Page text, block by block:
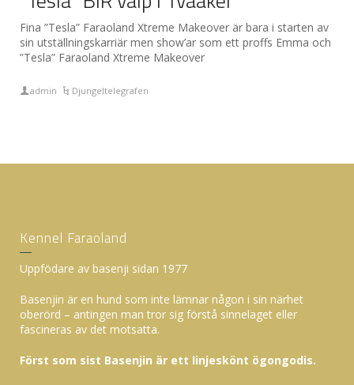
Fina ”Tesla” Faraoland Xtreme Makeover är bara i starten av
sin utställningskarriär men show’ar som ett proffs Emma och
”Tesla” Faraoland Xtreme Makeover
admin Djungeltelegrafen
Kennel Faraoland
Uppfödare av basenji sidan 1977
Basenjin är en hund som inte lämnar någon i sin närhet
oberörd – antingen man tror sig förstå sinnelaget eller
fascineras av det motsatta.
Först som sist Basenjin är ett linjeskönt ögongodis.